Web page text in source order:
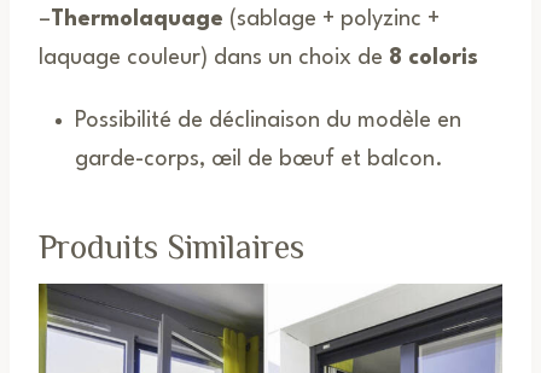
– Thermolaquage (sablage + polyzinc +
laquage couleur) dans un choix de 8 coloris
Possibilité de déclinaison du modèle en
garde-corps, œil de bœuf et balcon.
Produits Similaires